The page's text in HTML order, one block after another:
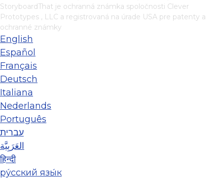
StoryboardThat je ochranná známka spoločnosti Clever
Prototypes , LLC a registrovaná na úrade USA pre patenty a
ochranné známky
English
Español
Français
Deutsch
Italiana
Nederlands
Português
עברית
العَرَبِيَّة
हिन्दी
ру́сский язы́к